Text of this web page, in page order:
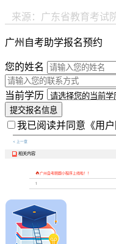
来源：广东省教育考试
广州自考助学报名预约
您的姓名
当前学历
提交报名信息
我已阅读并同意 《用
< 上一章
 相关内容
广州自考刷题小程序上线啦！！
1